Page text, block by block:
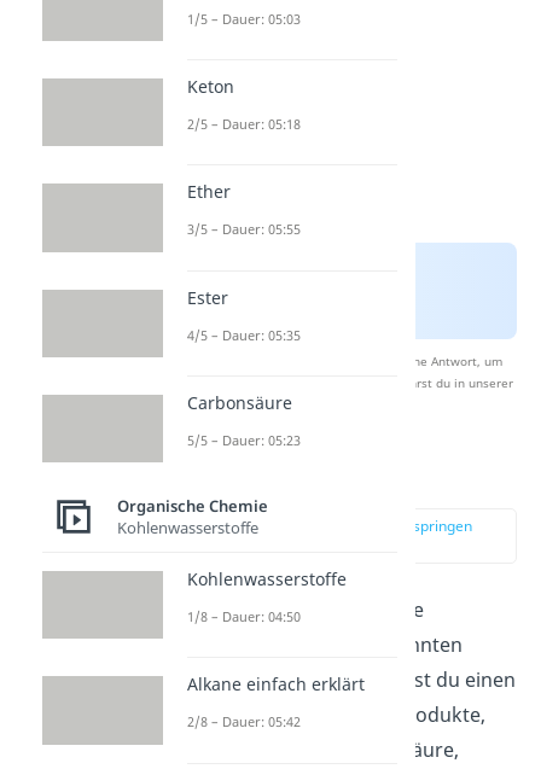
Nach Beantwortung speichern wir deine Antwort, um
Studyflix zu verbessern. Mehr dazu erfährst du in unserer
Datenschutzerklärung
zur Stelle im Video springen
Die saure Hydrolyse
ist die
Rückreaktion der sogenannten
Veresterung. Damit kannst du einen
Ester in seine Ausgangsprodukte,
also Alkohol und Carbonsäure,
1/5 – Dauer: 05:03
Keton
2/5 – Dauer: 05:18
Ether
3/5 – Dauer: 05:55
Ester
4/5 – Dauer: 05:35
Carbonsäure
5/5 – Dauer: 05:23
Organische Chemie
Kohlenwasserstoffe
Kohlenwasserstoffe
1/8 – Dauer: 04:50
Alkane einfach erklärt
2/8 – Dauer: 05:42